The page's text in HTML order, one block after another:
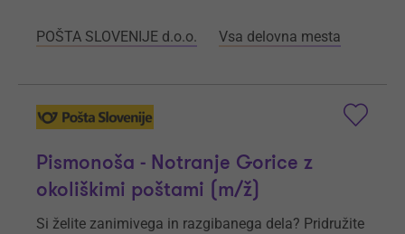
POŠTA SLOVENIJE d.o.o. Vsa delovna mesta
Pismonoša - Notranje Gorice z
okoliškimi poštami (m/ž)
Si želite zanimivega in razgibanega dela? Pridružite